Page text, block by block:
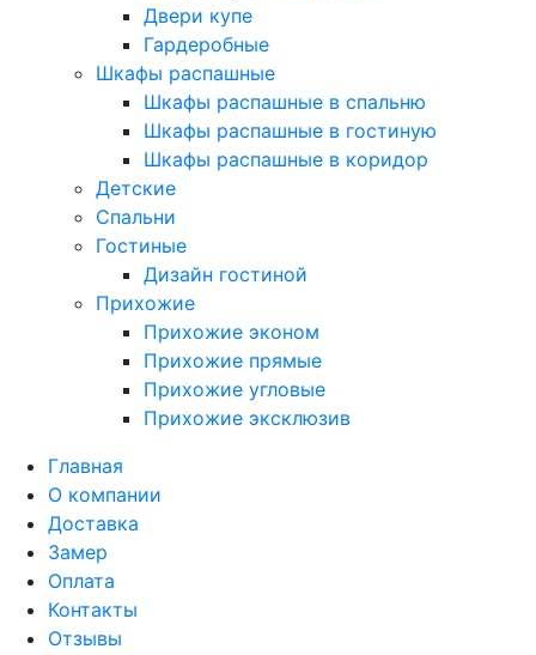
Двери купе
Гардеробные
Шкафы распашные
Шкафы распашные в спальню
Шкафы распашные в гостиную
Шкафы распашные в коридор
Детские
Спальни
Гостиные
Дизайн гостиной
Прихожие
Прихожие эконом
Прихожие прямые
Прихожие угловые
Прихожие эксклюзив
Главная
О компании
Доставка
Замер
Оплата
Контакты
Отзывы